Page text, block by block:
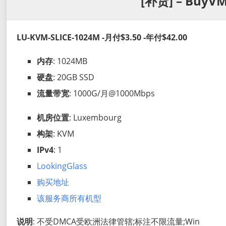
LU-KVM-SLICE-1024M -月付$3.50 -年付$42.00
内存: 1024MB
硬盘: 20GB SSD
流量带宽: 1000G/月@1000Mbps
机房位置: Luxembourg
构架: KVM
IPv4: 1
LookingGlass
购买地址
该服务商所有机型
说明: 不受DMCA受欧洲法律管辖;标注不限流量;Win